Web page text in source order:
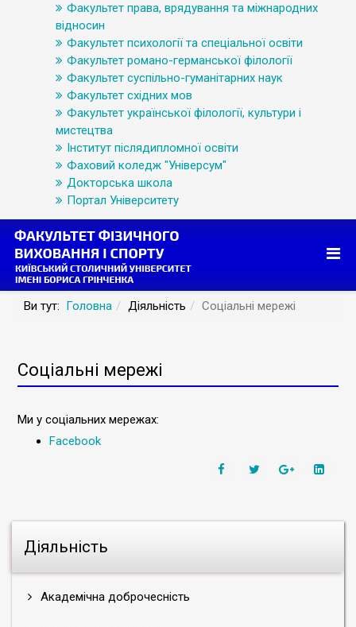
Факультет права, врядування та міжнародних
відносин
Факультет психології та спеціальної освіти
Факультет романо-германської філології
Факультет суспільно-гуманітарних наук
Факультет східних мов
Факультет української філології, культури і
мистецтва
Інститут післядипломної освіти
Фаховий коледж "Універсум"
Докторська школа
Портал Університету
Ви тут: Головна Діяльність Соціальні мережі
Діяльність
Академічна доброчесність
Соціальні мережі
Ми у соціальних мережах:
Facebook